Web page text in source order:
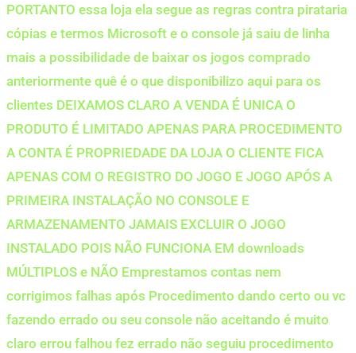
PORTANTO essa loja ela segue as regras contra pirataria
cópias e termos Microsoft e o console já saiu de linha
mais a possibilidade de baixar os jogos comprado
anteriormente quê é o que disponibilizo aqui para os
clientes DEIXAMOS CLARO A VENDA É UNICA O
PRODUTO É LIMITADO APENAS PARA PROCEDIMENTO
A CONTA É PROPRIEDADE DA LOJA O CLIENTE FICA
APENAS COM O REGISTRO DO JOGO E JOGO APÓS A
PRIMEIRA INSTALAÇÃO NO CONSOLE E
ARMAZENAMENTO JAMAIS EXCLUIR O JOGO
INSTALADO POIS NÃO FUNCIONA EM downloads
MÚLTIPLOS e NÃO Emprestamos contas nem
corrigimos falhas após Procedimento dando certo ou vc
fazendo errado ou seu console não aceitando é muito
claro errou falhou fez errado não seguiu procedimento